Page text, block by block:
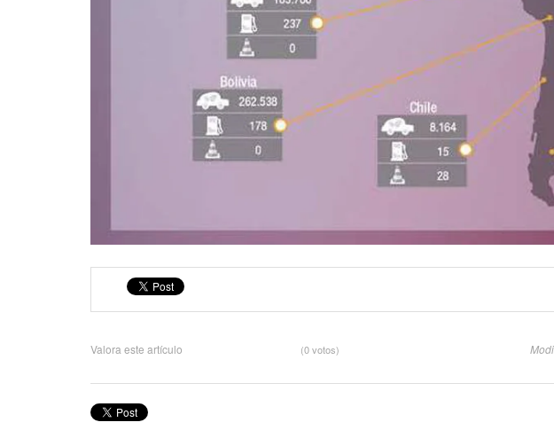
Valora este artículo (0 votos)